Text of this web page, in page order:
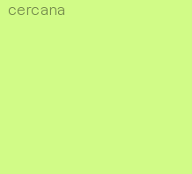
cercana